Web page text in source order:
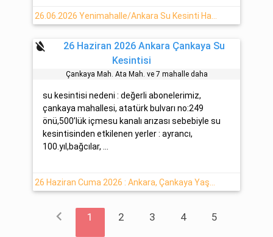
format_color_reset
26 Haziran 2026 Ankara Çankaya Su
Kesintisi
Çankaya Mah. Ata Mah. ve 7 mahalle daha
su kesintisi nedeni : değerli abonelerimiz,
çankaya mahallesi, atatürk bulvarı no:249
önü,500’lük içmesu kanalı arızası sebebiyle su
kesintisinden etkilenen yerler : ayrancı,
100.yıl,bağcılar, ...
chevron_left 1 2 3 4 5